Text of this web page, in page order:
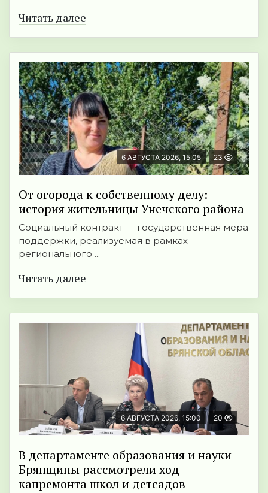
Читать далее
6 АВГУСТА 2026, 15:05 23
От огорода к собственному делу:
история жительницы Унечского района
Социальный контракт — государственная мера
поддержки, реализуемая в рамках
регионального ...
Читать далее
6 АВГУСТА 2026, 15:00 20
В департаменте образования и науки
Брянщины рассмотрели ход
капремонта школ и детсадов